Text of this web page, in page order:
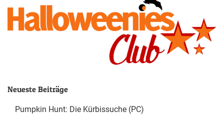
Neueste Beiträge
Pumpkin Hunt: Die Kürbissuche (PC)